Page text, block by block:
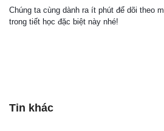
Chúng ta cùng dành ra ít phút để dõi theo
trong tiết học đặc biệt này nhé!
Tin khác